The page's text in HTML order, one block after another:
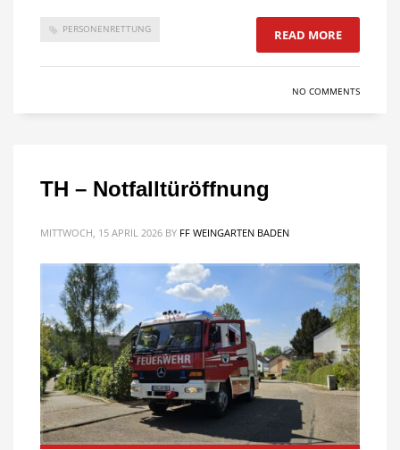
PERSONENRETTUNG READ MORE
NO COMMENTS
TH – Notfalltüröffnung
MITTWOCH, 15 APRIL 2026 BY FF WEINGARTEN BADEN